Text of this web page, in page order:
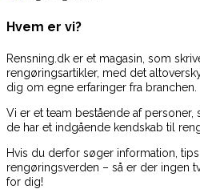
Hvem er vi?
Rensning.dk er et magasin, som
rengøringsartikler, med det
dig om egne erfaringer fra branchen.
Vi er et team bestående af
de har et indgående kendskab til
Hvis du derfor søger information,
rengøringsverden – så er der ingen
for dig!